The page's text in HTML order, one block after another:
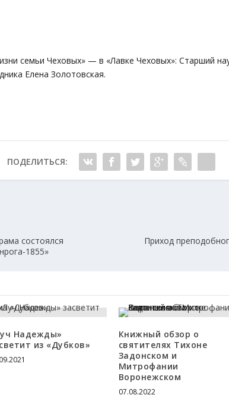
семьи Чеховых» — в «Лавке Чеховых»: Старший
Елена Золотовская.
ПОДЕЛИТЬСЯ:
состоялся
1855»
Приход
Надежды»
из «Дубков»
Книжный обзор о
святителях Тихоне
Задонском и
Митрофании
Воронежском
07.08.2022